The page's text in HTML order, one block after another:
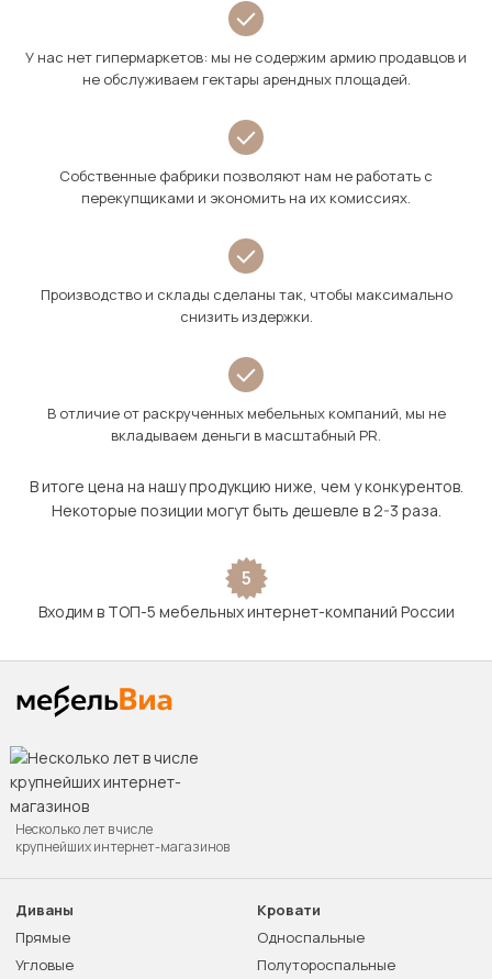
У нас нет гипермаркетов: мы не содержим армию продавцов и
не обслуживаем гектары арендных площадей.
Собственные фабрики позволяют нам не работать с
перекупщиками и экономить на их комиссиях.
Производство и склады сделаны так, чтобы максимально
снизить издержки.
В отличие от раскрученных мебельных компаний, мы не
вкладываем деньги в масштабный PR.
В итоге цена на нашу продукцию ниже, чем у конкурентов.
Некоторые позиции могут быть дешевле в 2-3 раза.
5
Входим в ТОП-5 мебельных интернет-компаний России
Несколько лет в числе
крупнейших интернет-магазинов
Диваны
Прямые
Угловые
Кровати
Односпальные
Полутороспальные